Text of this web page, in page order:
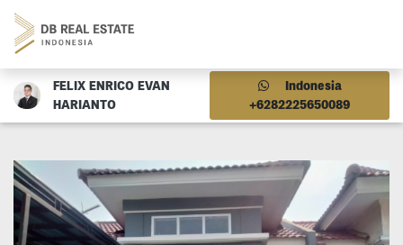
FELIX ENRICO EVAN
HARIANTO
Indonesia
+6282225650089